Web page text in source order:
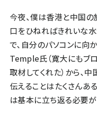
今夜、僕は香港と中国の
口をひねればきれいな
で、自分のパソコンに向
Temple氏（寛大にもブ
取材してくれた）から、
伝えることはたくさんあ
は基本に立ち返る必要が